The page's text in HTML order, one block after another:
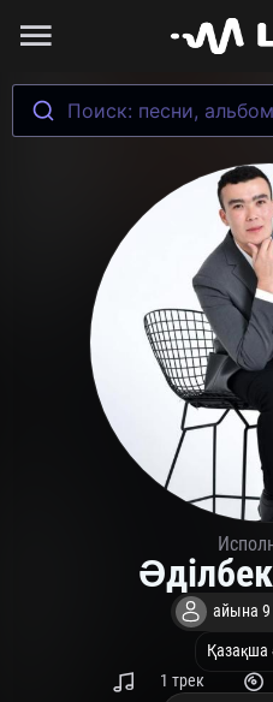
Поиск: песни,
айына
Қазақша
1 трек